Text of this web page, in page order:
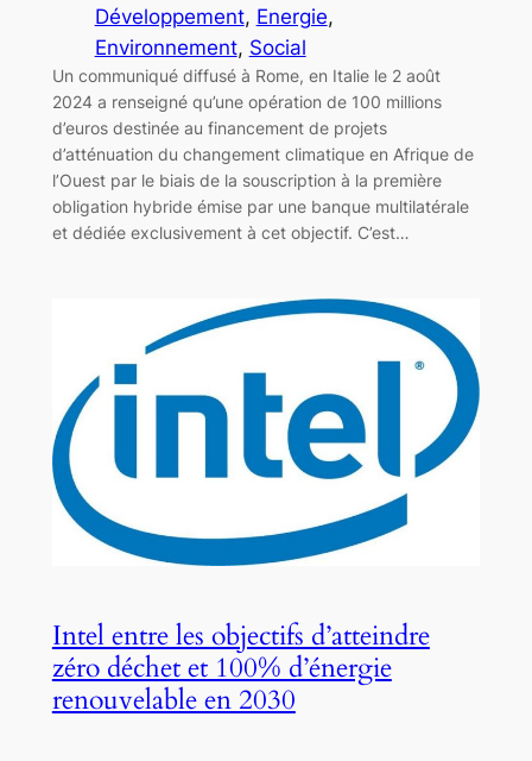
Développement, Energie
Environnement, Social
Un communiqué diffusé à Rome, en Italie le 2 août
2024 a renseigné qu’une opération de 100 millions
d’euros destinée au financement de projets
d’atténuation du changement climatique en Afrique de
l’Ouest par le biais de la souscription à la première
obligation hybride émise par une banque multilatérale
et dédiée exclusivement à cet objectif. C’est…
Intel entre les objectifs d’atteindre
zéro déchet et 100% d’énergie
renouvelable en 2030